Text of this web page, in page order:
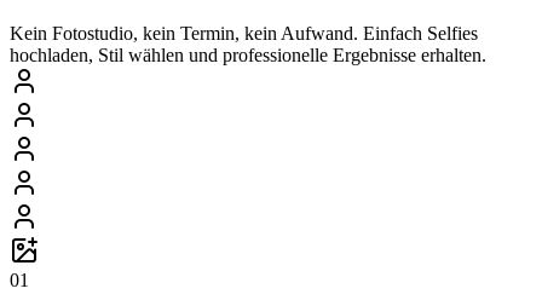
Kein Fotostudio, kein Termin, kein Aufwand. Einfach Selfies
hochladen, Stil wählen und professionelle Ergebnisse erhalten.
01